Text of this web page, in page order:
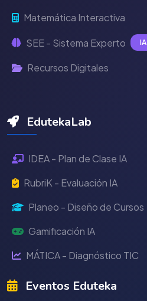
Matemática Interactiva
SEE - Sistema Experto IA
Recursos Digitales
EdutekaLab
IDEA - Plan de Clase IA
RubriK - Evaluación IA
Planeo - Diseño de Cursos
Gamificación IA
MÁTICA - Diagnóstico TIC
Eventos Eduteka